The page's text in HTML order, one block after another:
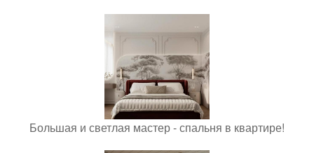
Большая и светлая мастер - спальня в квартире!